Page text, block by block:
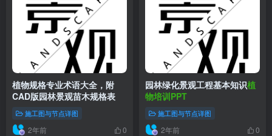
植物规格专业术语大全，附
CAD版园林景观苗木规格表
施工图与节点详图
2年前 0
园林绿化景观工程基本知识植
物培训PPT
施工图与节点详图
2年前 0